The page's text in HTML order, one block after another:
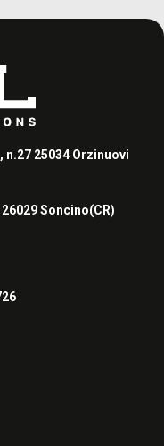
25034 Orzinuovi
Soncino(CR)